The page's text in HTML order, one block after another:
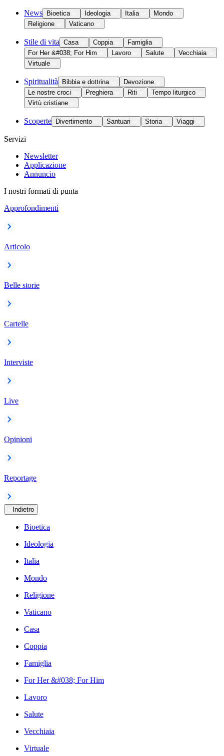
News Bioetica Ideologia Italia
Mondo
Religione
Vaticano
Stile di vita Casa Coppia
Famiglia
For Her &#038; For Him
Lavoro Salute
Vecchiaia
Virtuale
Spiritualità Bibbia e dottrina
Devozione
Le nostre croci
Preghiera Riti
Tempo liturgico
Virtù cristiane
Scoperte Divertimento Santuari Storia Viaggi
Servizi
Newsletter
Applicazione
Annuncio
I nostri formati di punta
Approfondimenti
Articolo
Belle storie
Cartelle
Interviste
Live
Opinioni
Reportage
Indietro
Bioetica
Ideologia
Italia
Mondo
Religione
Vaticano
Casa
Coppia
Famiglia
For Her &#038; For Him
Lavoro
Salute
Vecchiaia
Virtuale